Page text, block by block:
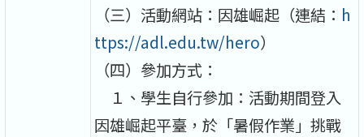
（三）活動網站：因雄崛起（連結： h
ttps://adl.edu.tw/hero）
（四）參加方式：
１、學生自行參加：活動期間登入
因雄崛起平臺，於「暑假作業」挑戰